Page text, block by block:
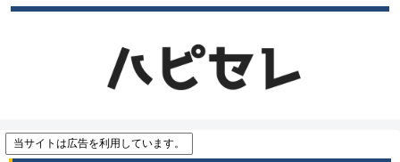
当サイトは広告を利用しています。